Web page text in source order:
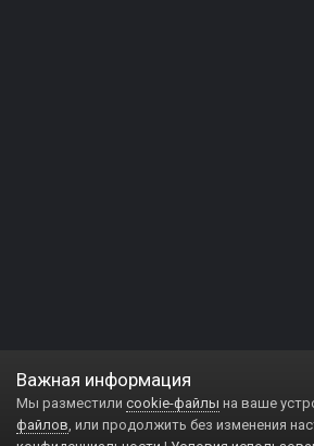
Важная информация
Мы разместили cookie-файлы на ваше
файлов, или продолжить без изменения